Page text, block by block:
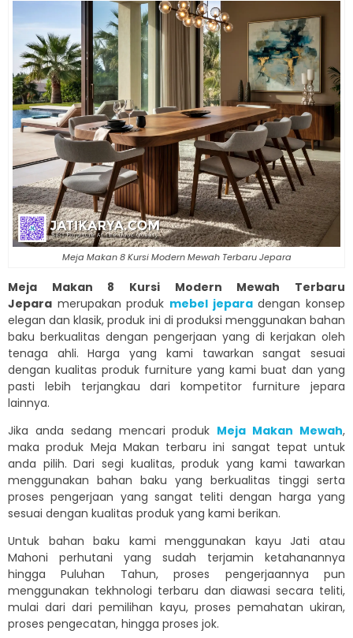
Meja Makan 8 Kursi Modern Mewah Terbaru Jepara
Meja Makan 8 Kursi Modern Mewah Terbaru
Jepara merupakan produk mebel jeparadengan konsep
elegan dan klasik, produk ini di produksi menggunakan bahan
baku berkualitas dengan pengerjaan yang di kerjakan oleh
tenaga ahli. Harga yang kami tawarkan sangat sesuai
dengan kualitas produk furniture yang kami buat dan yang
pasti lebih terjangkau dari kompetitor furniture jepara
lainnya.
Jika anda sedang mencari produk Meja Makan Mewah,
maka produk Meja Makan terbaru ini sangat tepat untuk
anda pilih. Dari segi kualitas, produk yang kami tawarkan
menggunakan bahan baku yang berkualitas tinggi serta
proses pengerjaan yang sangat teliti dengan harga yang
sesuai dengan kualitas produk yang kami berikan.
Untuk bahan baku kami menggunakan kayu Jati atau
Mahoni perhutani yang sudah terjamin ketahanannya
hingga Puluhan Tahun, proses pengerjaannya pun
menggunakan tekhnologi terbaru dan diawasi secara teliti,
mulai dari dari pemilihan kayu, proses pemahatan ukiran,
proses pengecatan, hingga proses jok.